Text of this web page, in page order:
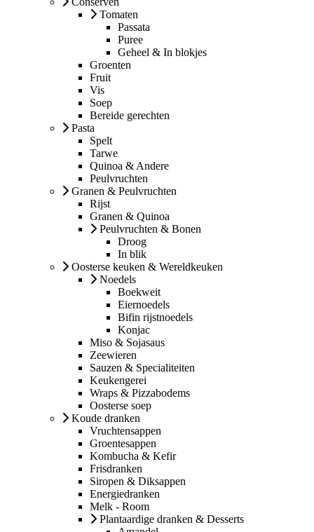
Tomaten
Passata
Puree
Geheel & In blokjes
Groenten
Fruit
Vis
Soep
Bereide gerechten
Pasta
Spelt
Tarwe
Quinoa & Andere
Peulvruchten
Granen & Peulvruchten
Rijst
Granen & Quinoa
Peulvruchten & Bonen
Droog
In blik
Oosterse keuken & Wereldkeuken
Noedels
Boekweit
Eiernoedels
Bifin rijstnoedels
Konjac
Miso & Sojasaus
Zeewieren
Sauzen & Specialiteiten
Keukengerei
Wraps & Pizzabodems
Oosterse soep
Koude dranken
Vruchtensappen
Groentesappen
Kombucha & Kefir
Frisdranken
Siropen & Diksappen
Energiedranken
Melk - Room
Plantaardige dranken & Desserts